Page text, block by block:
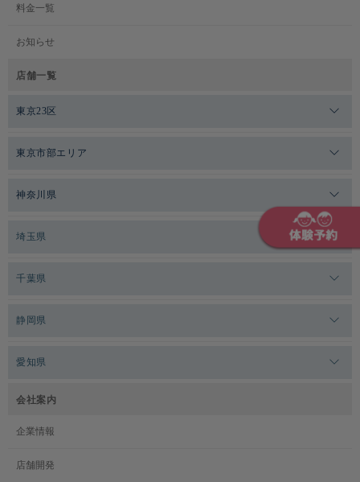
料金一覧
お知らせ
店舗一覧
東京23区
メガロス白金台
メガロス田端
メガロスルフレ田端
東京市部エリア
メガロス武蔵小金井
メガロスルフレ武蔵小金井
メガロス小平テニススクール
神奈川県
メガロス神奈川
メガロス日吉
メガロス綱島
メガロスルフレ綱島
メガロス市ヶ尾
埼玉県
千葉県
静岡県
愛知県
メガロステラッセ納屋橋
メガロス千種
会社案内
企業情報
店舗開発